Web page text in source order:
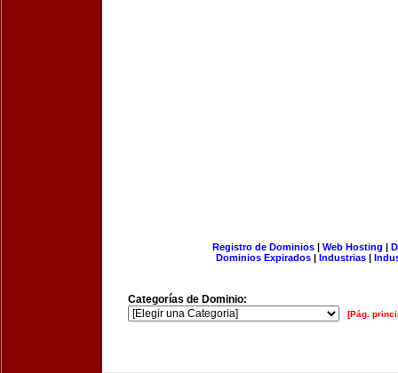
Registro de Dominios| Web Hosting |
Dominios Expirados | Industrias |
Categorías de Dominio:
[Pág.